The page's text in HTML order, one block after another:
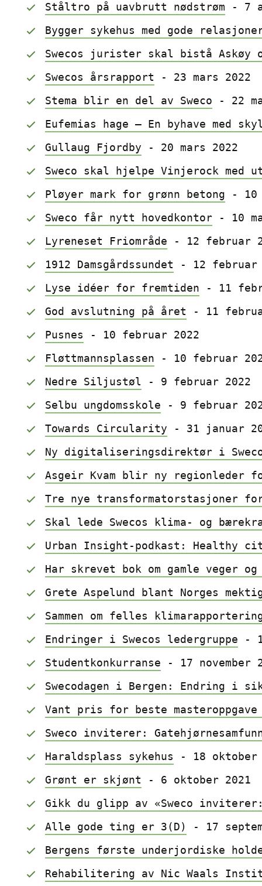
Ståltro på uavbrutt nødstrøm - 7
Bygger sykehus med gode
Swecos jurister skal bistå Askøy og
Swecos årsrapport
- 23 mars 2022
Stema blir en del av Sweco - 22
Eufemias hage – En byhave med
Gullaug Fjordby - 20 mars 2022
Sweco skal hjelpe Vinjerock med
Pløyer mark for grønn betong - 10
Sweco får nytt hovedkontor - 10
Lyreneset Friområde - 12 februar
1912 Damsgårdssundet
- 12 februar
Lyse idéer for fremtiden - 11
God avslutning på året
- 11
Pusnes
- 10 februar 2022
Fløttmannsplassen - 10 februar
Nedre Siljustøl
- 9 februar 2022
Selbu ungdomsskole - 9 februar
Towards Circularity - 31 januar
Ny digitaliseringsdirektør i Sweco
Asgeir Kvam blir ny regionleder
Tre nye transformatorstasjoner
Skal lede Swecos klima- og
Urban Insight-podkast: Healthy
Har skrevet bok om gamle veger
Grete Aspelund blant Norges
Sammen om felles
Endringer i Swecos ledergruppe -
Studentkonkurranse - 17 november
Swecodagen i Bergen: Endring i
Vant pris for beste
Sweco inviterer:
Haraldsplass sykehus
- 18 oktober
Grønt er skjønt
- 6 oktober 2021
Gikk du glipp av «Sweco
Alle gode ting er 3(D)
- 17
Bergens første underjordiske
Rehabilitering av Nic Waals